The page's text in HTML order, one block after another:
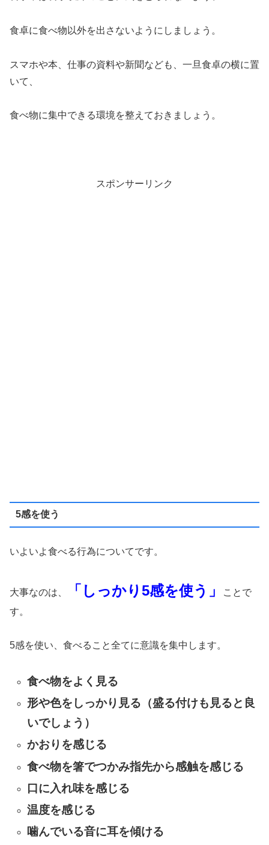
食卓に食べ物以外を出さないようにしましょう。
スマホや本、仕事の資料や新聞なども、一旦食卓の横に置
いて、
食べ物に集中できる環境を整えておきましょう。
スポンサーリンク
5感を使う
いよいよ食べる行為についてです。
大事なのは、 「しっかり5感を使う」
ことで
す。
5感を使い、食べること全てに意識を集中します。
食べ物をよく見る
形や色をしっかり見る（盛る付けも見ると良
いでしょう）
かおりを感じる
食べ物を箸でつかみ指先から感触を感じる
口に入れ味を感じる
温度を感じる
噛んでいる音に耳を傾ける